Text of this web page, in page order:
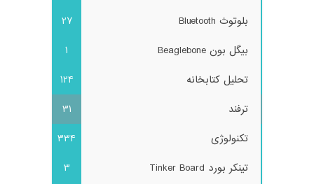
بلوتوث Bluetooth
27
بیگل بون Beaglebone
1
تحلیل کتابخانه
124
ترفند
31
تکنولوژی
334
تینکر بورد Tinker Board
3